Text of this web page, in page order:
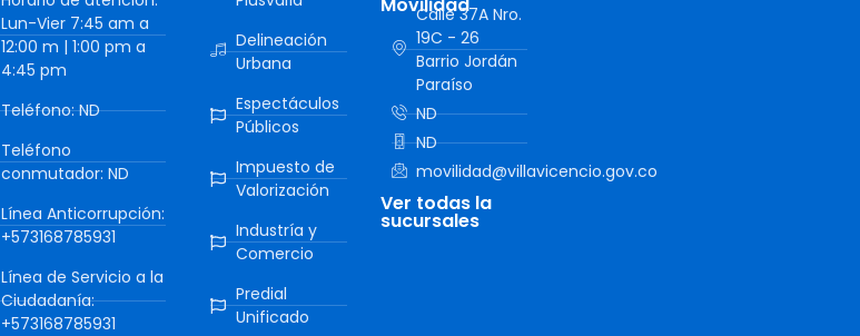
Lun-Vier 7:45 am a
12:00 m | 1:00 pm a
4:45 pm
Teléfono: ND
Teléfono
conmutador: ND
Línea Anticorrupción:
+573168785931
Línea de Servicio a la
Ciudadanía:
+573168785931
Delineación
Urbana
Espectáculos
Públicos
Impuesto de
Valorización
Industría y
Comercio
Predial
Unificado
Calle 37A Nro.
19C - 26
Barrio Jordán
Paraíso
ND
ND
movilidad@villavicencio.gov.co
Ver todas la
sucursales